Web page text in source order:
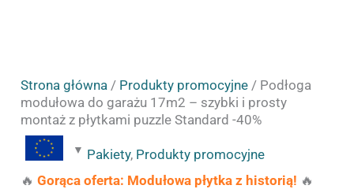
Strona główna / Produkty promocyjne / Podłoga
modułowa do garażu 17m2 – szybki i prosty
montaż z płytkami puzzle Standard -40%
Pakiety, Produkty promocyjne
🔥Gorąca oferta: Modułowa płytka z historią! 🔥